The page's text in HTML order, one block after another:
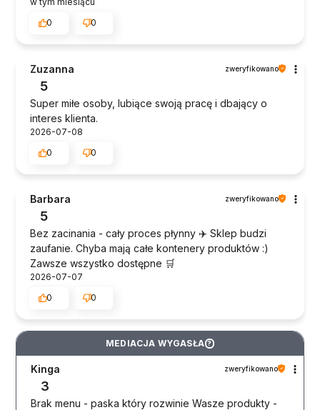
0
0
Zuzanna zweryfikowano
5
Super miłe osoby, lubiące swoją pracę i dbający o
interes klienta.
2026-07-08
0
0
Barbara zweryfikowano
5
Bez zacinania - cały proces płynny ✈️ Sklep budzi
zaufanie. Chyba mają całe kontenery produktów :)
Zawsze wszystko dostępne 🛒
2026-07-07
0
0
MEDIACJA WYGASŁA ?
Kinga zweryfikowano
3
Brak menu - paska który rozwinie Wasze produkty -